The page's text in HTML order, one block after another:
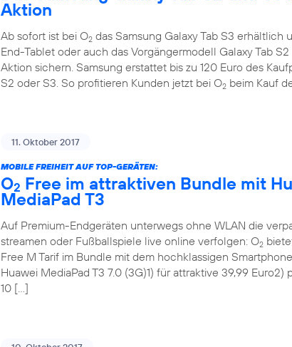
Aktion
Ab sofort ist bei O2 das Samsung Galaxy Tab S3
End-Tablet oder auch das Vorgängermodell Galaxy Tab
Aktion sichern. Samsung erstattet bis zu 120 Euro des
S2 oder S3. So profitieren Kunden jetzt bei O2 beim Kauf
11. Oktober 2017
MOBILE FREIHEIT AUF TOP-GERÄTEN:
O2 Free im attraktiven Bundle mit
MediaPad T3
Auf Premium-Endgeräten unterwegs ohne WLAN die
streamen oder Fußballspiele live online verfolgen: O2
Free M Tarif im Bundle mit dem hochklassigen
Huawei MediaPad T3 7.0 (3G)1) für attraktive 39,99
10 […]